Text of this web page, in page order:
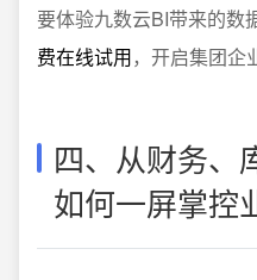
要体验九数云BI带来的数
费在线试用，开启集团企
四、从财务、
如何一屏掌控